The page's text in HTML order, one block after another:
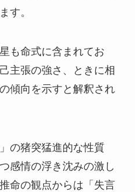
す。
も命式に含まれてお
主張の強さ、ときに相
傾向を示すと解釈され
の猪突猛進的な性質
感情の浮き沈みの激し
命の観点からは「失言